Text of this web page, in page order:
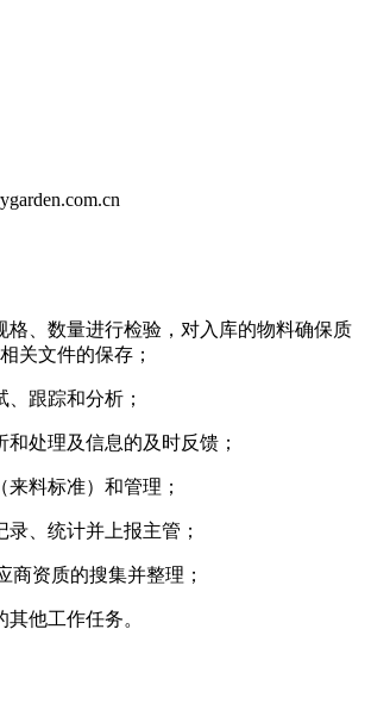
格、数量进行检验，对入库的物料确保质
关文件的保存；
跟踪和分析；
处理及信息的及时反馈；
料标准）和管理；
录、统计并上报主管；
商资质的搜集并整理；
他工作任务。